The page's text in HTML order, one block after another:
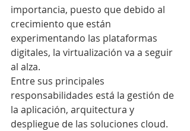
importancia, puesto que debido al
crecimiento que están
experimentando las plataformas
digitales, la virtualización va a seguir
al alza.
Entre sus principales
responsabilidades está la gestión de
la aplicación, arquitectura y
despliegue de las soluciones cloud.